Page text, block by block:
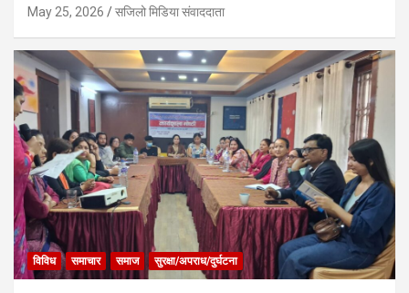
May 25, 2026 सजिलो मिडिया संवाददाता
विविध समाचार समाज सुरक्षा/अपराध/दुर्घटना